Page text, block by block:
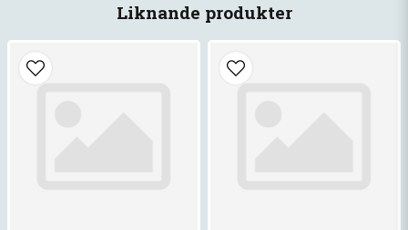
Liknande produkter
email
Mejladress